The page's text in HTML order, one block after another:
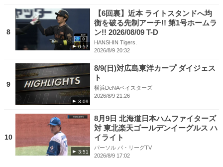
8
0:57
【6回裏】近本 ライトスタンドへ均
衡を破る先制アーチ!! 第1号ホームラ
ン!! 2026/08/09 T-D
HANSHIN Tigers.
2026/8/9 20:32
9
3:09
8/9(日)対広島東洋カープ ダイジェス
ト
横浜DeNAベイスターズ
2026/8/9 21:26
10
3:51
8月9日 北海道日本ハムファイターズ
対 東北楽天ゴールデンイーグルス ハ
イライト
パーソル パ・リーグTV
2026/8/9 17:02